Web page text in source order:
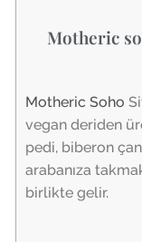
Motheric
Motheric Soho
vegan deriden
pedi, biberon
arabanıza
birlikte gelir.